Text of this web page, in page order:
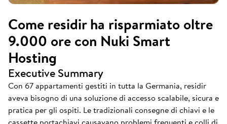
Come residir ha risparmiato oltre
9.000 ore con Nuki Smart
Hosting
Executive Summary
Con 67 appartamenti gestiti in tutta la Germania, residir
aveva bisogno di una soluzione di accesso scalabile, sicura e
pratica per gli ospiti. Le tradizionali consegne di chiavi e le